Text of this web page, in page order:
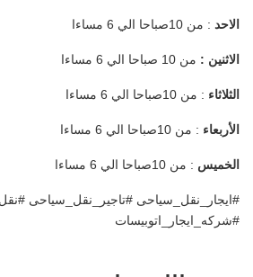
الاحد : من 10صباحا الي 6 مساءا
الاثنين : من 10 صباحا الي 6 مساءا
الثلاثاء : من 10صباحا الي 6 مساءا
الأربعاء : من 10صباحا الي 6 مساءا
الخميس : من 10صباحا الي 6 مساءا
#ايجار_نقل_سياحى #تاجير_نقل_سياحى
#شركه_ايجار_اتوبيسات